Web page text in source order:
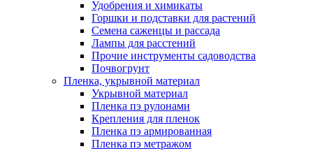
Удобрения и химикаты
Горшки и подставки для растений
Семена саженцы и рассада
Лампы для расстений
Прочие инструменты садоводства
Почвогрунт
Пленка, укрывной материал
Укрывной материал
Пленка пэ рулонами
Крепления для пленок
Пленка пэ армированная
Пленка пэ метражом